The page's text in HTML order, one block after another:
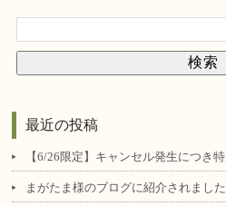
最近の投稿
【6/26限定】キャンセル発生につき
まがたま様のブログに紹介されました